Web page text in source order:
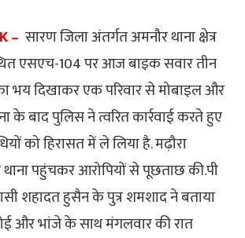
– सारण जिला अंतर्गत अमनौर थाना क्षेत्र
एसएच-104 पर आज बाइक सवार तीन
भय दिखाकर एक परिवार से मोबाइल और
के बाद पुलिस ने त्वरित कार्रवाई करते हुए
को हिरासत में ले लिया है. मढ़ौरा
पहुंचकर आरोपियों से पूछताछ की.पी
शहादत हुसैन के पुत्र शमशाद ने बताया
और भांजे के साथ मंगलवार की रात